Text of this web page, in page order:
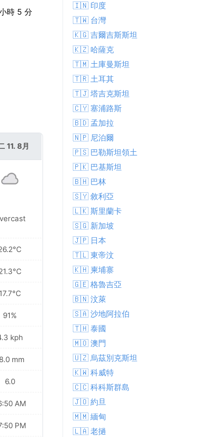
時 5 分
11. 8月
91%
kph
mm
6.0
AM
PM
🇮🇳 印度
🇹🇼 台灣
🇰🇬 吉爾吉斯斯坦
🇰🇿 哈薩克
🇹🇲 土庫曼斯坦
🇹🇷 土耳其
🇹🇯 塔吉克斯坦
🇨🇾 塞浦路斯
🇧🇩 孟加拉
🇳🇵 尼泊爾
🇵🇸 巴勒斯坦領土
🇵🇰 巴基斯坦
🇧🇭 巴林
🇸🇾 敘利亞
🇱🇰 斯里蘭卡
🇸🇬 新加坡
🇯🇵 日本
🇹🇱 東帝汶
🇰🇭 柬埔寨
🇬🇪 格魯吉亞
🇧🇳 汶萊
🇸🇦 沙地阿拉伯
🇹🇭 泰國
🇲🇴 澳門
🇺🇿 烏茲別克斯坦
🇰🇼 科威特
🇨🇨 科科斯群島
🇯🇴 約旦
🇲🇲 緬甸
🇱🇦 老撾